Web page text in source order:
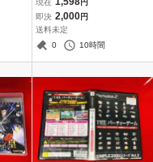
商品説明必読！！
現在
円
即決 2,000円
送料未定
0
10時間